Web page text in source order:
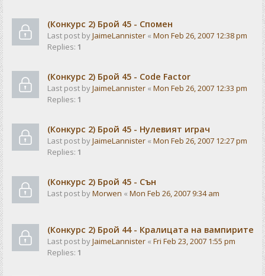
(Конкурс 2) Брой 45 - Спомен
Last post byJaimeLannister « Mon Feb 26, 2007 12:38 pm
Replies: 1
(Конкурс 2) Брой 45 - Code Factor
Last post byJaimeLannister « Mon Feb 26, 2007 12:33 pm
Replies: 1
(Конкурс 2) Брой 45 - Нулевият играч
Last post byJaimeLannister « Mon Feb 26, 2007 12:27 pm
Replies: 1
(Конкурс 2) Брой 45 - Сън
Last post byMorwen « Mon Feb 26, 2007 9:34 am
(Конкурс 2) Брой 44 - Кралицата на вампирите
Last post byJaimeLannister « Fri Feb 23, 2007 1:55 pm
Replies: 1